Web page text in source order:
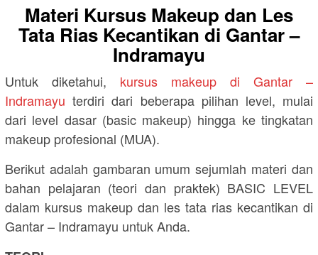
Materi Kursus Makeup dan Les
Tata Rias Kecantikan di Gantar –
Indramayu
Untuk diketahui, kursus makeup di Gantar –
Indramayu terdiri dari beberapa pilihan level, mulai
dari level dasar (basic makeup) hingga ke tingkatan
makeup profesional (MUA).
Berikut adalah gambaran umum sejumlah materi dan
bahan pelajaran (teori dan praktek) BASIC LEVEL
dalam kursus makeup dan les tata rias kecantikan di
Gantar – Indramayu untuk Anda.